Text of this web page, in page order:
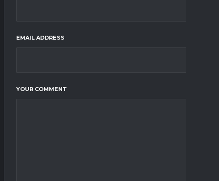
EMAIL ADDRESS
YOUR COMMENT